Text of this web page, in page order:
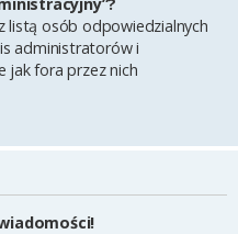
listą osób odpowiedzialnych
administratorów i
jak fora przez nich